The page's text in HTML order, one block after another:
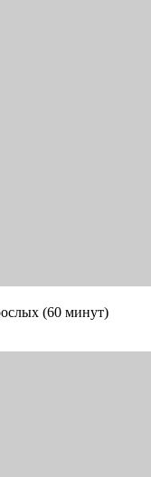
(60 минут)